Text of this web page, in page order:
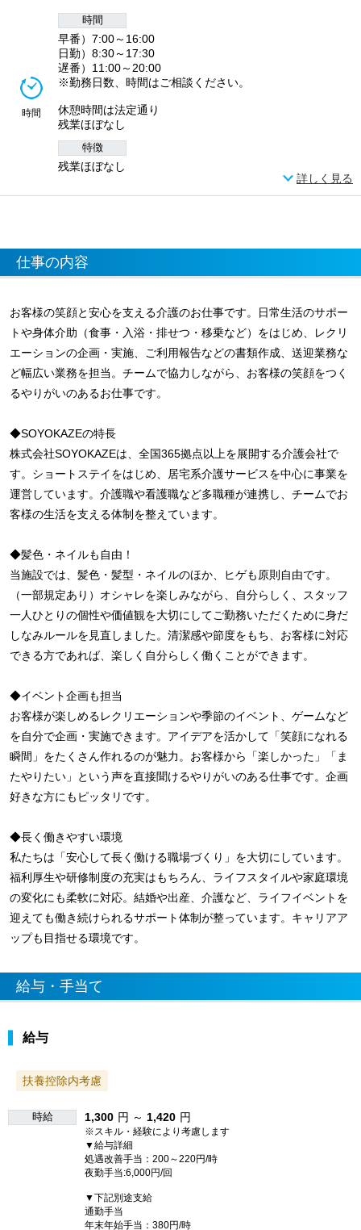
時間
時間
早番）7:00～16:00
日勤）8:30～17:30
遅番）11:00～20:00
※勤務日数、時間はご相談ください。
休憩時間は法定通り
残業ほぼなし
特徴
残業ほぼなし
詳しく見る
仕事の内容
お客様の笑顔と安心を支える介護のお仕事です。日常生活のサポー
トや身体介助（食事・入浴・排せつ・移乗など）をはじめ、レクリ
エーションの企画・実施、ご利用報告などの書類作成、送迎業務な
ど幅広い業務を担当。チームで協力しながら、お客様の笑顔をつく
るやりがいのあるお仕事です。
◆SOYOKAZEの特長
株式会社SOYOKAZEは、全国365拠点以上を展開する介護会社で
す。ショートステイをはじめ、居宅系介護サービスを中心に事業を
運営しています。介護職や看護職など多職種が連携し、チームでお
客様の生活を支える体制を整えています。
◆髪色・ネイルも自由！
当施設では、髪色・髪型・ネイルのほか、ヒゲも原則自由です。
（一部規定あり）オシャレを楽しみながら、自分らしく、スタッフ
一人ひとりの個性や価値観を大切にしてご勤務いただくために身だ
しなみルールを見直しました。清潔感や節度をもち、お客様に対応
できる方であれば、楽しく自分らしく働くことができます。
◆イベント企画も担当
お客様が楽しめるレクリエーションや季節のイベント、ゲームなど
を自分で企画・実施できます。アイデアを活かして「笑顔になれる
瞬間」をたくさん作れるのが魅力。お客様から「楽しかった」「ま
たやりたい」という声を直接聞けるやりがいのある仕事です。企画
好きな方にもピッタリです。
◆長く働きやすい環境
私たちは「安心して長く働ける職場づくり」を大切にしています。
福利厚生や研修制度の充実はもちろん、ライフスタイルや家庭環境
の変化にも柔軟に対応。結婚や出産、介護など、ライフイベントを
迎えても働き続けられるサポート体制が整っています。キャリアア
ップも目指せる環境です。
給与・手当て
給与
扶養控除内考慮
時給 1,300 円 ～ 1,420 円
※スキル・経験により考慮します
▼給与詳細
処遇改善手当：200～220円/時
夜勤手当:6,000円/回
▼下記別途支給
通勤手当
年末年始手当：380円/時